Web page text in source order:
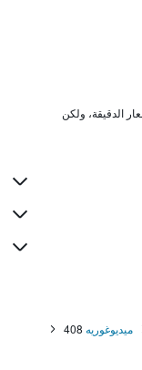
ميديوغوريه 408